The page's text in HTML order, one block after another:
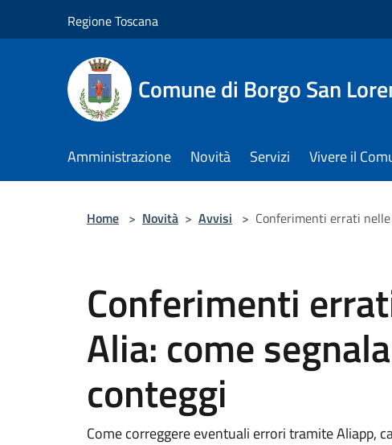
Regione Toscana
Comune di Borgo San
Amministrazione Novità Servizi Vivere il
Home > Novità > Avvisi > Conferimenti errati
Conferimenti
Alia: come
conteggi
Come correggere eventuali errori tramite Aliapp,